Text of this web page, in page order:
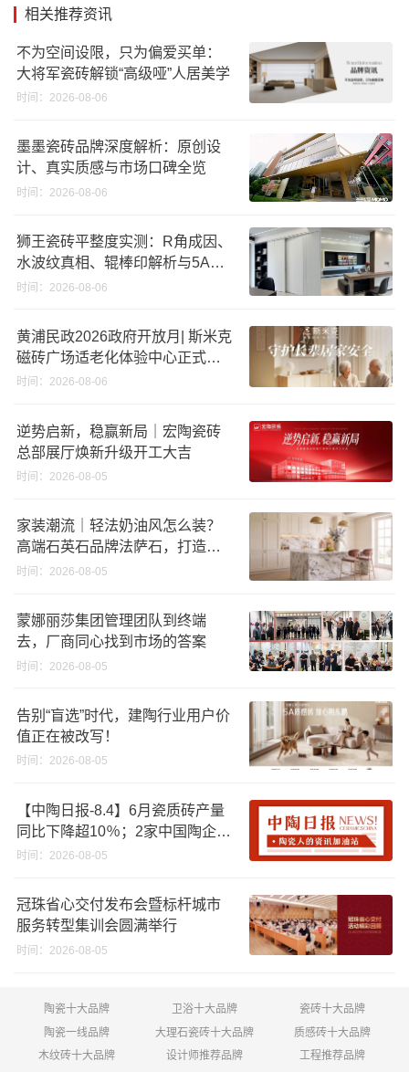
相关推荐资讯
不为空间设限，只为偏爱买单：
大将军瓷砖解锁“高级哑”人居美学
时间：2026-08-06
墨墨瓷砖品牌深度解析：原创设
计、真实质感与市场口碑全览
时间：2026-08-06
狮王瓷砖平整度实测：R角成因、
水波纹真相、辊棒印解析与5A标
准选购指南
时间：2026-08-06
黄浦民政2026政府开放月| 斯米克
磁砖广场适老化体验中心正式亮
相
时间：2026-08-06
逆势启新，稳赢新局｜宏陶瓷砖
总部展厅焕新升级开工大吉
时间：2026-08-05
家装潮流｜轻法奶油风怎么装？
高端石英石品牌法萨石，打造质
感橱柜台面
时间：2026-08-05
蒙娜丽莎集团管理团队到终端
去，厂商同心找到市场的答案
时间：2026-08-05
告别“盲选”时代，建陶行业用户价
值正在被改写！
时间：2026-08-05
【中陶日报-8.4】6月瓷质砖产量
同比下降超10％；2家中国陶企亮
相马来西亚ARCHIDEX 2026石材
份；方向集团出海
时间：2026-08-05
冠珠省心交付发布会暨标杆城市
服务转型集训会圆满举行
时间：2026-08-05
陶瓷十大品牌 卫浴十大品牌
瓷砖十大品牌
陶瓷一线品牌
大理石瓷砖十大品牌
质感砖十大品牌
木纹砖十大品牌
设计师推荐品牌 工程推荐品牌